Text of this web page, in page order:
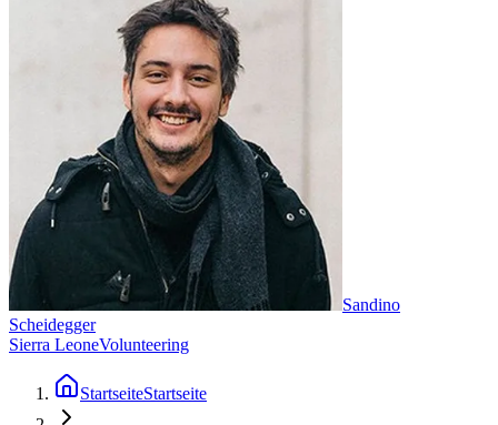
Sandino
Scheidegger
Sierra LeoneVolunteering
StartseiteStartseite